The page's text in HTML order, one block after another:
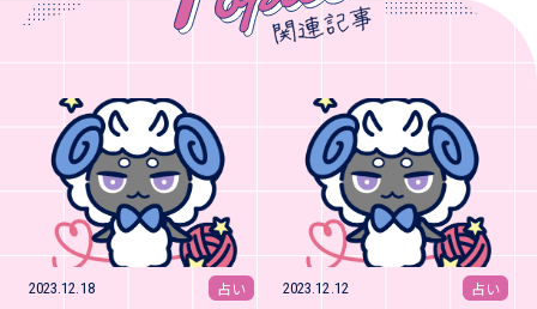
2023.12.18 占い 2023.12.12 占い